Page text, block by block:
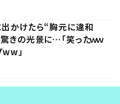
出かけたら“胸元に違和
きの光景に…「笑ったｗｗ
ww」